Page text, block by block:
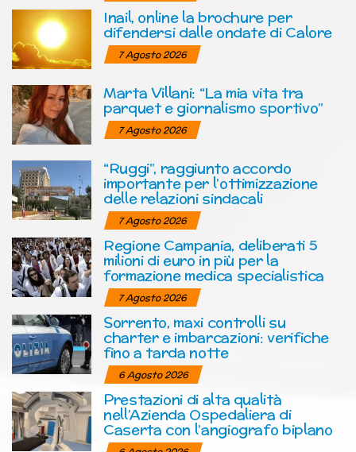
Inail, online la brochure per
difendersi dalle ondate di Calore
7 Agosto 2026
Marta Villani: “La mia vita tra
parquet e giornalismo sportivo”
7 Agosto 2026
“Ruggi”, raggiunto accordo
importante per l’ottimizzazione
delle relazioni sindacali
7 Agosto 2026
Regione Campania, deliberati 5
milioni di euro in più per la
formazione medica specialistica
7 Agosto 2026
Sorrento, maxi controlli su
charter e imbarcazioni: verifiche
fino a tarda notte
6 Agosto 2026
Prestazioni di alta qualità
nell’Azienda Ospedaliera di
Caserta con l’angiografo biplano